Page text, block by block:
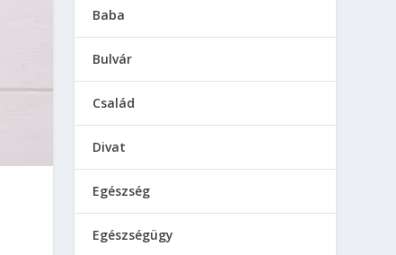
Baba
Bulvár
Család
Divat
Egészség
Egészségügy